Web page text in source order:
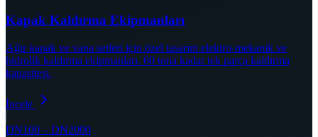
Kapak Kaldırma Ekipmanları
Ağır kapak ve vana setleri için özel tasarım elektro-mekanik ve
hidrolik kaldırma ekipmanları. 60 tona kadar tek parça kaldırma
kapasitesi.
İncele
DN100 – DN2000